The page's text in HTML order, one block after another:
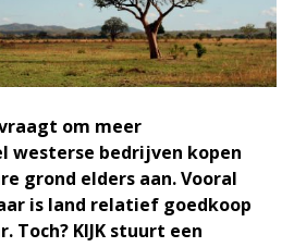
om meer
westerse bedrijven kopen
grond elders aan. Vooral
is land relatief goedkoop
Toch? KIJK stuurt een